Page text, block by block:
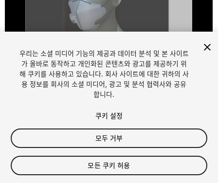
1/9
$4.99
세금/부가세는 결제 시 반영됩니다.
우리는 소셜 미디어 기능의 제공과 데이터 분석 및 본 사이트
가 올바로 동작하고 개인화된 콘텐츠와 광고를 제공하기 위
해 쿠키를 사용하고 있습니다. 회사 사이트에 대한 귀하의 사
용 정보를 회사의 소셜 미디어, 광고 및 분석 협력사와 공유
합니다.
쿠키 설정
모두 거부
모든 쿠키 허용